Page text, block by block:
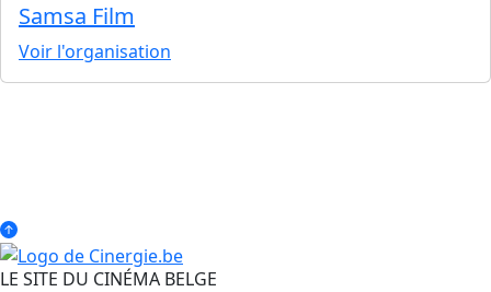
Samsa Film
Voir l'organisation
LE SITE DU CINÉMA BELGE